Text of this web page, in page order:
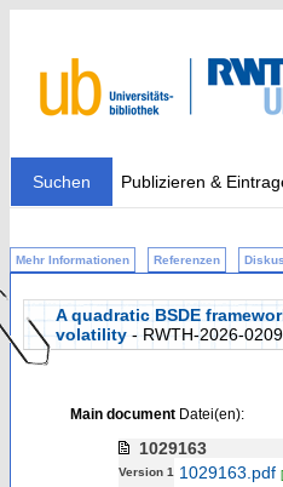
Suchen Publizieren &
Mehr Informationen Referenzen
A quadratic BSDE
volatility - RWTH-2026-
Main documentDatei(en):
1029163
Version 1 1029163.pdf